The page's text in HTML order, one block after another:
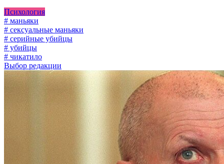
Психология
# маньяки
# сексуальные маньяки
# серийные убийцы
# убийцы
# чикатило
Выбор редакции